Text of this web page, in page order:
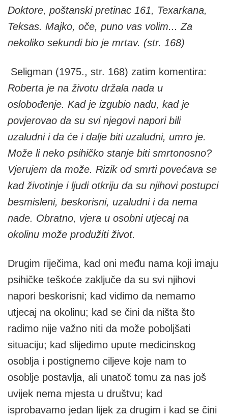
Doktore, poštanski pretinac 161, Texarkana,
Teksas. Majko, oče, puno vas volim... Za
nekoliko sekundi bio je mrtav. (str. 168)
Seligman (1975., str. 168) zatim komentira:
Roberta je na životu držala nada u
oslobođenje. Kad je izgubio nadu, kad je
povjerovao da su svi njegovi napori bili
uzaludni i da će i dalje biti uzaludni, umro je.
Može li neko psihičko stanje biti smrtonosno?
Vjerujem da može. Rizik od smrti povećava se
kad životinje i ljudi otkriju da su njihovi postupci
besmisleni, beskorisni, uzaludni i da nema
nade. Obratno, vjera u osobni utjecaj na
okolinu može produžiti život.
Drugim riječima, kad oni među nama koji imaju
psihičke teškoće zaključe da su svi njihovi
napori beskorisni; kad vidimo da nemamo
utjecaj na okolinu; kad se čini da ništa što
radimo nije važno niti da može poboljšati
situaciju; kad slijedimo upute medicinskog
osoblja i postignemo ciljeve koje nam to
osoblje postavlja, ali unatoč tomu za nas još
uvijek nema mjesta u društvu; kad
isprobavamo jedan lijek za drugim i kad se čini